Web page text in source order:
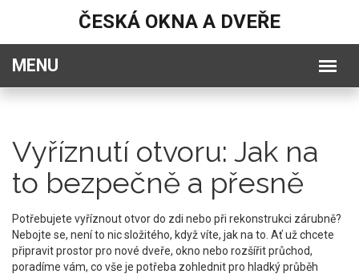
ČESKÁ OKNA A DVEŘE
Vyříznutí otvoru: Jak na
to bezpečně a přesně
Potřebujete vyříznout otvor do zdi nebo při rekonstrukci zárubně?
Nebojte se, není to nic složitého, když víte, jak na to. Ať už chcete
připravit prostor pro nové dveře, okno nebo rozšířit průchod,
poradíme vám, co vše je potřeba zohlednit pro hladký průběh